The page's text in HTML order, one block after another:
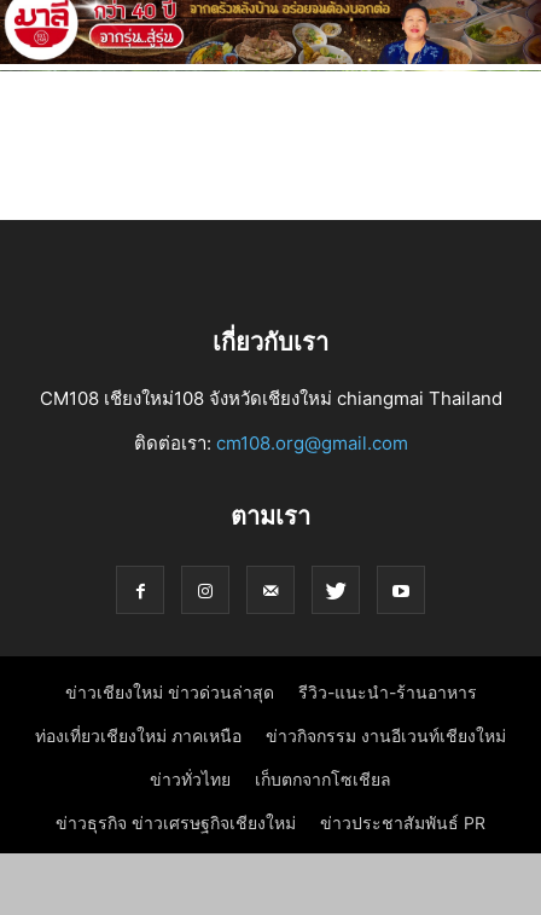
เกี่ยวกับเรา
CM108 เชียงใหม่108 จังหวัดเชียงใหม่ chiangmai Thailand
ติดต่อเรา: cm108.org@gmail.com
ตามเรา
ข่าวเชียงใหม่ ข่าวด่วนล่าสุด รีวิว-แนะนำ-ร้านอาหาร
ท่องเที่ยวเชียงใหม่ ภาคเหนือ ข่าวกิจกรรม งานอีเวนท์เชียงใหม่
ข่าวทั่วไทย เก็บตกจากโซเชียล
ข่าวธุรกิจ ข่าวเศรษฐกิจเชียงใหม่ ข่าวประชาสัมพันธ์ PR